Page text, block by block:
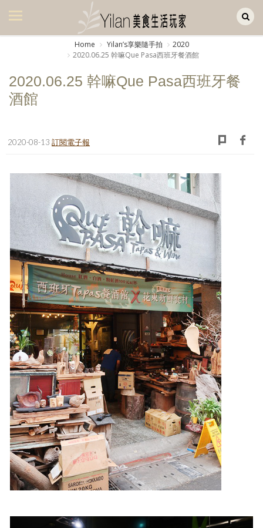
美食集
廚房集
旅遊集
書房集
日記簿
餐桌週記
享樂隨手拍
照相簿
影音區
創意出版服務
歷史區
關於Yilan
個人著作
活動實況記錄
媒體報導一覽
合作與代言
訂閱電子報
Home Yilanʼs享樂隨手拍
2020
2020.06.25 幹嘛Que Pasa西班牙餐酒館
2020.06.25 幹嘛Que Pasa西班牙餐
酒館
2020-08-13 訂閱電子報